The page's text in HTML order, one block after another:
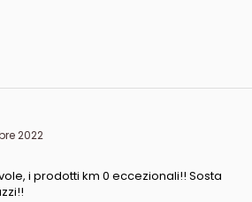
2022
i prodotti km 0 eccezionali!! Sosta